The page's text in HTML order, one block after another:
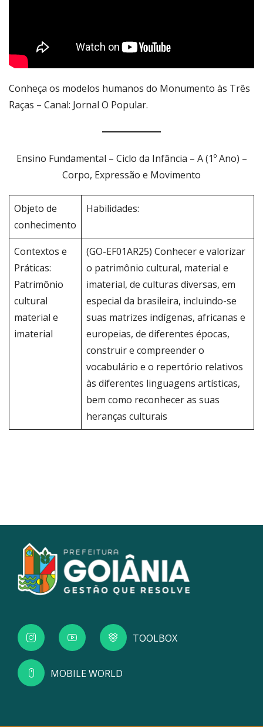
Conheça os modelos humanos do Monumento às Três
Raças – Canal: Jornal O Popular.
Ensino Fundamental – Ciclo da Infância – A (1º Ano) –
Corpo, Expressão e Movimento
Objeto de
conhecimento
Habilidades:
Contextos e
Práticas:
Patrimônio
cultural
material e
imaterial
(GO-EF01AR25) Conhecer e valorizar
o patrimônio cultural, material e
imaterial, de culturas diversas, em
especial da brasileira, incluindo-se
suas matrizes indígenas, africanas e
europeias, de diferentes épocas,
construir e compreender o
vocabulário e o repertório relativos
às diferentes linguagens artísticas,
bem como reconhecer as suas
heranças culturais
TOOLBOX
MOBILE WORLD